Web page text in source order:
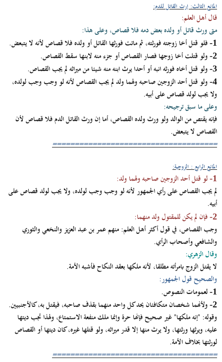
المانع الثالث: إرث القاتل للدم:
قال أهل العلم:
متى ورث قاتل أو ولده بعض دمه فلا قصاص، وعلى هذا:
1- فلو قتل أخا زوجته فورثته، ثم ماتت فورثها القاتل أو ولده فلا قصاص لأنه لا يتبعض.
2- ولو قتلت أخا زوجها فصار القصاص أو جزء منه لابنها سقط القصاص.
3- ولو قتل أخاه فورثه انبه أو أحدا يرث ابنه منه شيئا من ميراثه لم يجب القصاص.
4- ولو قتل أحد الزوجين صاحبه ولهما ولد لم يجب القصاص لأنه لو وجب وجب لولده،
ولا يجب لولد قصاص على أبيه.
وعلى ما سبق ترجيحه:
فإنه يقتص من الوالد ولو ورث ولده القصاص، أما إن ورث القاتل الدم فلا قصاص لأن
القصاص لا يتبعض.
=====================================
المانع الرابع : الزوجية:
1- لو قتل أحد الزوجين صاحبه ولهما ولد:
لم يجب القصاص على رأي الجمهور لأنه لو وجب وجب لولده، ولا يجب لولد قصاص على
أبيه.
2- فإن لم يكن للمقتول ولد منهما:
وجب القصاص، في قول أكثر أهل العلم: منهم عمر بن عبد العزيز والنخعي والثوري
والشافعي وأصحاب الرأي.
وقال الزهري:
لا يقتل الزوج بامرأته مطلقا، لأنه ملكها بعقد النكاح فأشبه الأمة.
والصحيح قول الجمهور:
1- لعمومات النصوص.
2- ولأنهما شخصان متكافئان يحد كل واحد منهما بقذف صاحبه، فيقتل به، كالأجنبيين.
وقوله: "إنه ملكها" غير صحيح فإنها حرة وإنما ملك منفعة الاستمتاع، ولهذا تجب ديتها
عليه، ويرثها ورثتها، ولا يرث منها إلا قدر ميراثه، ولو قتلها غيره، كان ديتها أو القصاص
لورثتها بخلاف الأمة.
=====================================